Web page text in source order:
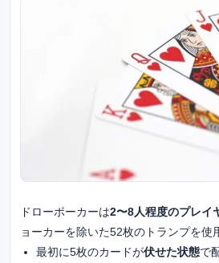
ドローポーカーは2〜8人程度のプレイ
ョーカーを除いた52枚のトランプを使
最初に5枚のカードが伏せた状態で